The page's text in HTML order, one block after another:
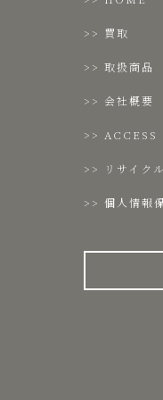
買取
取扱商品
会社概要
ACCESS
リサイク
個人情報